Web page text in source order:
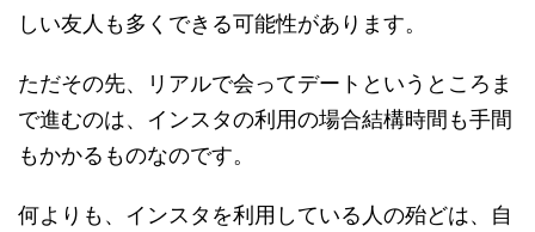
しい友人も多くできる可能性があります。
ただその先、リアルで会ってデートというところま
で進むのは、インスタの利用の場合結構時間も手間
もかかるものなのです。
何よりも、インスタを利用している人の殆どは、自